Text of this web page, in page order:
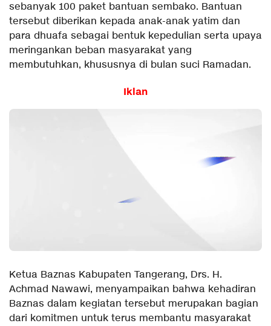
sebanyak 100 paket bantuan sembako. Bantuan
tersebut diberikan kepada anak-anak yatim dan
para dhuafa sebagai bentuk kepedulian serta upaya
meringankan beban masyarakat yang
membutuhkan, khususnya di bulan suci Ramadan.
Iklan
Ketua Baznas Kabupaten Tangerang, Drs. H.
Achmad Nawawi, menyampaikan bahwa kehadiran
Baznas dalam kegiatan tersebut merupakan bagian
dari komitmen untuk terus membantu masyarakat